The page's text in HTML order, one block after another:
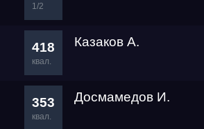
1/2
418
квал.
Казаков А.
353
квал.
Досмамедов И.